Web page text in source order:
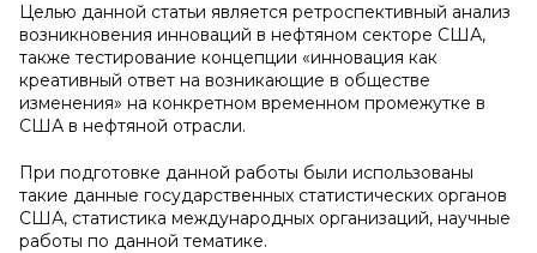
Целью данной статьи является ретроспективный анализ
возникновения инноваций в нефтяном секторе США,
также тестирование концепции «инновация как
креативный ответ на возникающие в обществе
изменения» на конкретном временном промежутке в
США в нефтяной отрасли.
При подготовке данной работы были использованы
такие данные государственных статистических органов
США, статистика международных организаций, научные
работы по данной тематике.